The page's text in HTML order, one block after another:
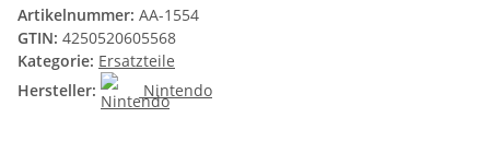
Artikelnummer: AA-1554
GTIN: 4250520605568
Kategorie: Ersatzteile
Hersteller:
Nintendo